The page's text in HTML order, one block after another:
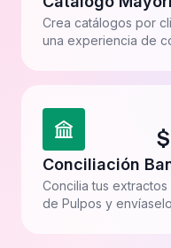
Crea catálogos por
una experiencia de
$
Conciliación
Concilia tus
de Pulpos y